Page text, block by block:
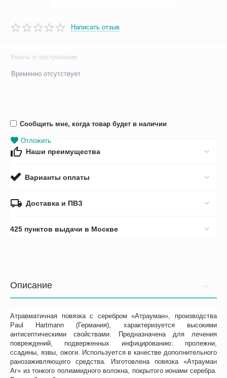
Написать отзыв
Узнать о поступлении
Временно отсутствует
Сообщить мне, когда товар будет в наличии
Отложить
Наши преимущества
Варианты оплаты
Доставка и ПВЗ
425 пунктов выдачи в Москве
Описание
Атравматичная повязка с серебром «Атрауман», производства
Paul Hartmann (Германия), характеризуется высокими
антисептическими свойствами. Предназначена для лечения
повреждений, подверженных инфицированию: пролежни,
ссадины, язвы, ожоги. Используется в качестве дополнительного
ранозаживляющего средства. Изготовлена повязка «Атрауман
Аг» из тонкого полиамидного волокна, покрытого ионами серебра.